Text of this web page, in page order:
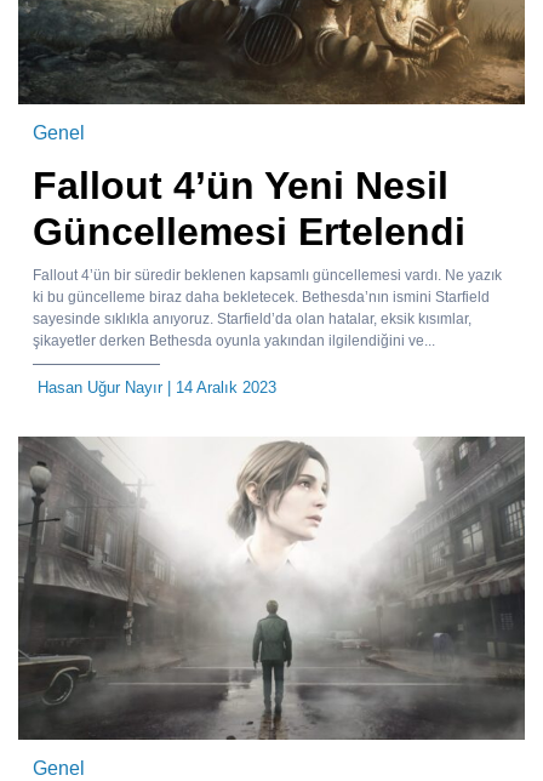
Genel
Fallout 4’ün Yeni Nesil
Güncellemesi Ertelendi
Fallout 4’ün bir süredir beklenen kapsamlı güncellemesi vardı. Ne yazık
ki bu güncelleme biraz daha bekletecek. Bethesda’nın ismini Starfield
sayesinde sıklıkla anıyoruz. Starfield’da olan hatalar, eksik kısımlar,
şikayetler derken Bethesda oyunla yakından ilgilendiğini ve...
Hasan Uğur Nayır| 14 Aralık 2023
Genel